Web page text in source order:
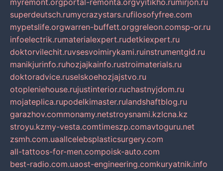
myremont.orgportal-remonta.orgvyitikho.rumirjon.ru
superdeutsch.rumycrazystars.rufilosofyfree.com
mypetslife.orgwarren-buffett.orggreleon.comsp-or.ru
infoelectrik.rumaterialexpert.rudetkiexpert.ru
doktorvilechit.ruvsesvoimirykami.ruinstrumentgid.ru
manikjurinfo.ruhozjajkainfo.rustroimaterials.ru
doktoradvice.ruselskoehozjajstvo.ru
otopleniehouse.rujustinterior.ruchastnyjdom.ru
mojateplica.rupodelkimaster.rulandshaftblog.ru
garazhov.commonamy.netstroysnami.kzlcna.kz
stroyu.kzmy-vesta.comtimeszp.comavtoguru.net
zsmh.com.uaallcelebsplasticsurgery.com
all-tattoos-for-men.compoisk-auto.com
best-radio.com.uaost-engineering.comkuryatnik.info